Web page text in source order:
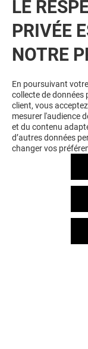
VOUS EN
AIMEREZ
LE
PRIVÉE
NOTRE
En poursuivant
collecte de données
client, vous
mesurer l'audience
et du contenu
d’autres données
changer vos